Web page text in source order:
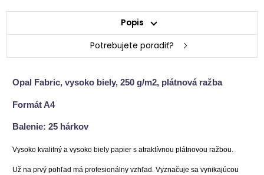
Popis
Potrebujete poradiť?
Opal Fabric, vysoko biely, 250 g/m2, plátnová ražba
Formát A4
Balenie: 25 hárkov
Vysoko kvalitný a vysoko biely papier s atraktívnou plátnovou ražbou.
Už na prvý pohľad má profesionálny vzhľad. Vyznačuje sa vynikajúcou